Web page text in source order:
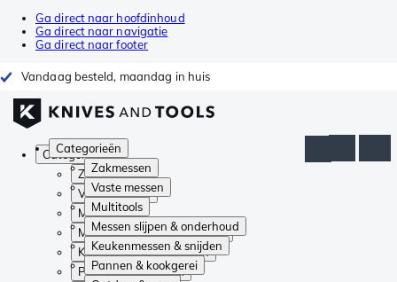
Ga direct naar hoofdinhoud
Ga direct naar navigatie
Ga direct naar footer
Vandaag besteld, maandag in huis
Categorieën
Zakmessen
Vaste messen
Multitools
Messen slijpen & onderhoud
Keukenmessen & snijden
Pannen & kookgerei
Categorieën
Zakmessen
Vaste messen
Multitools
Messen slijpen & onderhoud
Keukenmessen & snijden
Pannen & kookgerei